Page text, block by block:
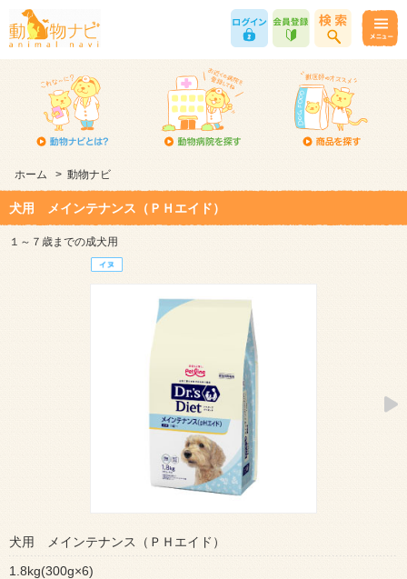
ホーム > 動物ナビ
犬用 メインテナンス（ＰＨエイド）
１～７歳までの成犬用
犬用 メインテナンス（ＰＨエイド）
1.8kg(300g×6)